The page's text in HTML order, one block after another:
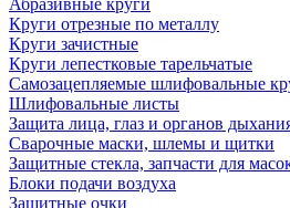
Абразивные круги
Круги отрезные по металлу
Круги зачистные
Круги лепестковые тарельчатые
Самозацепляемые шлифовальные
Шлифовальные листы
Защита лица, глаз и органов
Сварочные маски, шлемы и щитки
Защитные стекла, запчасти для
Блоки подачи воздуха
Защитные очки